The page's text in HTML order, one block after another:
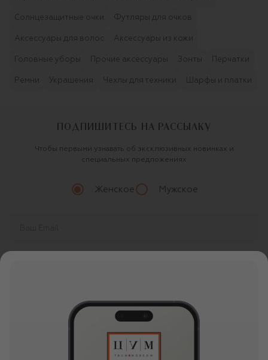
Солнцезащитные очки Футляры для очков
Аксессуары для волос Аксессуары из кожи
Головные уборы Прочие аксессуары Зонты Перчатки
Ремни Украшения Чехлы для техники Шарфы и платки
ПОДПИШИТЕСЬ НА РАССЫЛКУ
Чтобы первыми узнавать об эксклюзивных новинках и
специальных предложениях
Женское Мужское
О ЦУМ
О магазине
Новости и события
ОНЛАЙН ПОКУПКИ